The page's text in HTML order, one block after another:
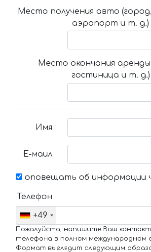
Место получения авто
аэропорт и т. д.)
Место окончания аренды
гостиница и т. д.)
Имя
Е-маил
оповещать об информации
Телефон
+49
Пожалуйста, напишите Ваш
телефона в полном международном
Формат выглядит следующим